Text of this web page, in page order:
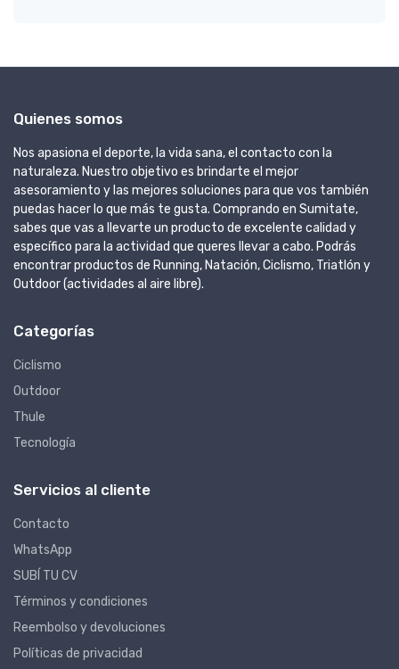
Quienes somos
Nos apasiona el deporte, la vida sana, el contacto con la
naturaleza. Nuestro objetivo es brindarte el mejor
asesoramiento y las mejores soluciones para que vos también
puedas hacer lo que más te gusta. Comprando en Sumitate,
sabes que vas a llevarte un producto de excelente calidad y
específico para la actividad que queres llevar a cabo. Podrás
encontrar productos de Running, Natación, Ciclismo, Triatlón y
Outdoor (actividades al aire libre).
Categorías
Ciclismo
Outdoor
Thule
Tecnología
Servicios al cliente
Contacto
WhatsApp
SUBÍ TU CV
Términos y condiciones
Reembolso y devoluciones
Políticas de privacidad